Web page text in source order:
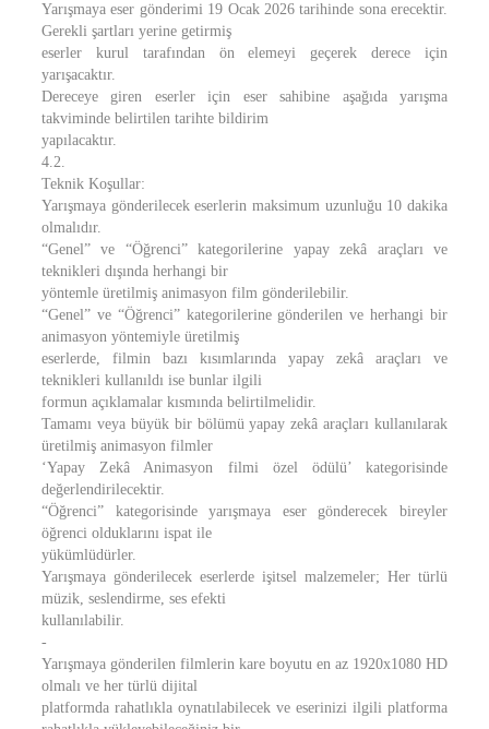
Yarışmaya eser gönderimi 19 Ocak 2026 tarihinde sona erecektir.
Gerekli şartları yerine getirmiş
eserler kurul tarafından ön elemeyi geçerek derece için
yarışacaktır.
Dereceye giren eserler için eser sahibine aşağıda yarışma
takviminde belirtilen tarihte bildirim
yapılacaktır.
4.2.
Teknik Koşullar:
Yarışmaya gönderilecek eserlerin maksimum uzunluğu 10 dakika
olmalıdır.
“Genel” ve “Öğrenci” kategorilerine yapay zekâ araçları ve
teknikleri dışında herhangi bir
yöntemle üretilmiş animasyon film gönderilebilir.
“Genel” ve “Öğrenci” kategorilerine gönderilen ve herhangi bir
animasyon yöntemiyle üretilmiş
eserlerde, filmin bazı kısımlarında yapay zekâ araçları ve
teknikleri kullanıldı ise bunlar ilgili
formun açıklamalar kısmında belirtilmelidir.
Tamamı veya büyük bir bölümü yapay zekâ araçları kullanılarak
üretilmiş animasyon filmler
‘Yapay Zekâ Animasyon filmi özel ödülü’ kategorisinde
değerlendirilecektir.
“Öğrenci” kategorisinde yarışmaya eser gönderecek bireyler
öğrenci olduklarını ispat ile
yükümlüdürler.
Yarışmaya gönderilecek eserlerde işitsel malzemeler; Her türlü
müzik, seslendirme, ses efekti
kullanılabilir.
-
Yarışmaya gönderilen filmlerin kare boyutu en az 1920x1080 HD
olmalı ve her türlü dijital
platformda rahatlıkla oynatılabilecek ve eserinizi ilgili platforma